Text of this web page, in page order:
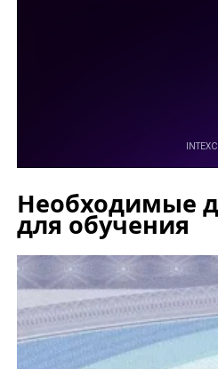
Необходимые
для обучения